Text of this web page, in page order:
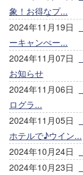
象！お得なプ...
2024年11月19日
ーキャンぺー...
2024年11月07日
お知らせ
2024年11月06日
ログラ...
2024年11月05日
ホテルで♪ウイン...
2024年10月24日
2024年10月23日